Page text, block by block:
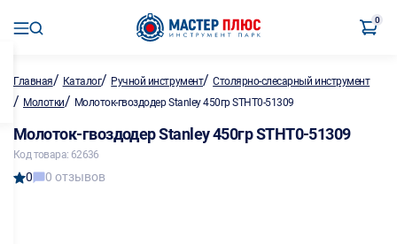
0
Главная/ Каталог/ Ручной инструмент/Столярно-слесарный инструмент
/ Молотки/ Молоток-гвоздодер Stanley 450гр STHT0-51309
Молоток-гвоздодер Stanley 450гр STHT0-51309
Код товара: 62636
0 0 отзывов